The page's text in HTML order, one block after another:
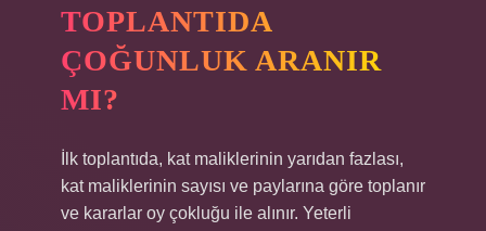
TOPLANTIDA
ÇOĞUNLUK ARANIR
MI?
İlk toplantıda, kat maliklerinin yarıdan fazlası,
kat maliklerinin sayısı ve paylarına göre toplanır
ve kararlar oy çokluğu ile alınır. Yeterli